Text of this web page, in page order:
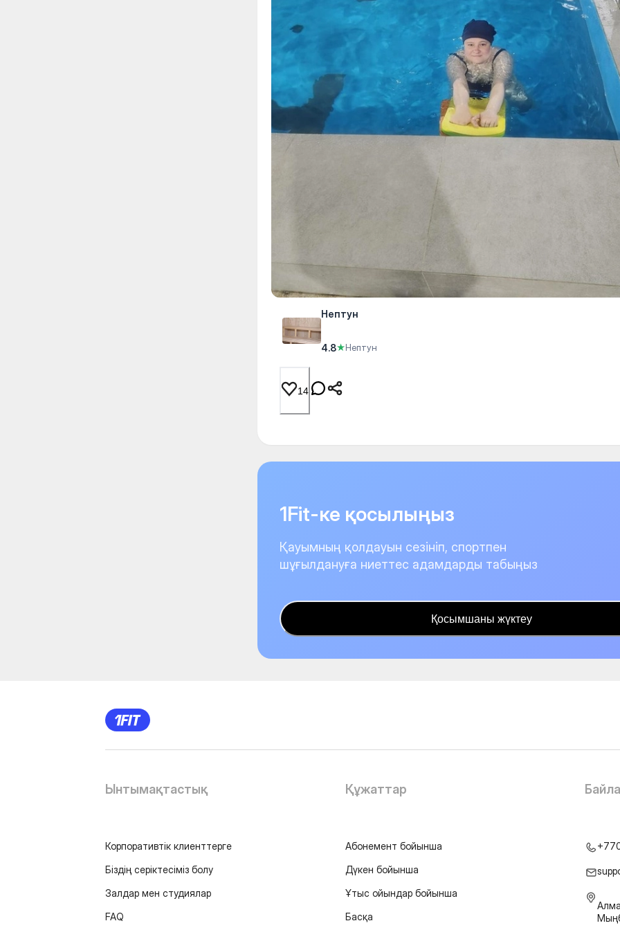
Нептун
4.8★Нептун
14
1Fit-ке қосылыңыз
Қауымның қолдауын сезініп, спортпен
шұғылдануға ниеттес адамдарды табыңыз
Қосымшаны жүктеу
Ынтымақтастық
Корпоративтік клиенттерге
Біздің серіктесіміз болу
Залдар мен студиялар
FAQ
Құжаттар
Абонемент бойынша
Дүкен бойынша
Ұтыс ойындар бойынша
Басқа